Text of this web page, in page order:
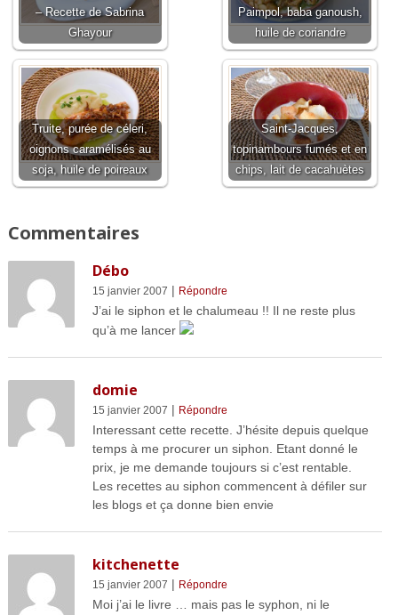
– Recette de Sabrina
Ghayour
Paimpol, baba ganoush,
huile de coriandre
Truite, purée de céleri,
oignons caramélisés au
soja, huile de poireaux
Saint-Jacques,
topinambours fumés et en
chips, lait de cacahuètes
Commentaires
Débo
15 janvier 2007 | Répondre
J’ai le siphon et le chalumeau !! Il ne reste plus
qu’à me lancer
domie
15 janvier 2007 | Répondre
Interessant cette recette. J’hésite depuis quelque
temps à me procurer un siphon. Etant donné le
prix, je me demande toujours si c’est rentable.
Les recettes au siphon commencent à défiler sur
les blogs et ça donne bien envie
kitchenette
15 janvier 2007 | Répondre
Moi j’ai le livre … mais pas le syphon, ni le